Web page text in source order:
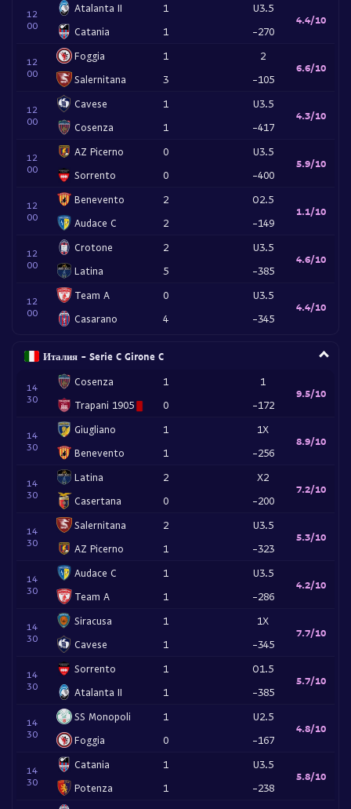
12
00
Atalanta II
Catania
1
1
U3.5
-270
4.4/10
12
00
Foggia
Salernitana
1
3
2
-105
6.6/10
12
00
Cavese
Cosenza
1
1
U3.5
-417
4.3/10
12
00
AZ Picerno
Sorrento
0
0
U3.5
-400
5.9/10
12
00
Benevento
Audace C
2
2
O2.5
-149
1.1/10
12
00
Crotone
Latina
2
5
U3.5
-385
4.6/10
12
00
Team A
Casarano
0
4
U3.5
-345
4.4/10
Италия - Serie C Girone C
14
30
Cosenza
Trapani 1905
1
0
1
-172
9.5/10
14
30
Giugliano
Benevento
1
1
1X
-256
8.9/10
14
30
Latina
Casertana
2
0
X2
-200
7.2/10
14
30
Salernitana
AZ Picerno
2
1
U3.5
-323
5.3/10
14
30
Audace C
Team A
1
1
U3.5
-286
4.2/10
14
30
Siracusa
Cavese
1
1
1X
-345
7.7/10
14
30
Sorrento
Atalanta II
1
1
O1.5
-385
5.7/10
14
30
SS Monopoli
Foggia
1
0
U2.5
-167
4.8/10
14
30
Catania
Potenza
1
1
U3.5
-238
5.8/10